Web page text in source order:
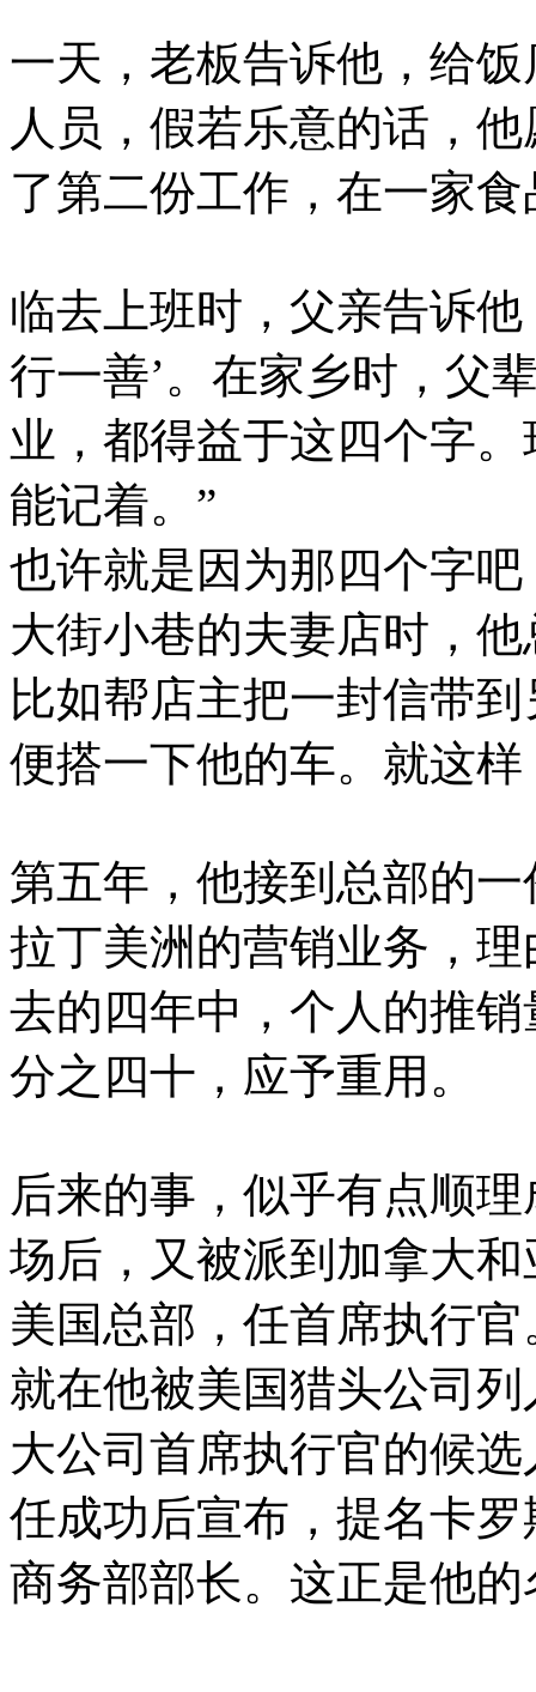
一天，老板告诉他，给
人员，假若乐意的话，
了第二份工作，在一家
临去上班时，父亲告诉
行一善’。在家乡时，父
业，都得益于这四个字
能记着。”
也许就是因为那四个字
大街小巷的夫妻店时，
比如帮店主把一封信带
便搭一下他的车。就这
第五年，他接到总部的
拉丁美洲的营销业务，
去的四年中，个人的推
分之四十，应予重用。
后来的事，似乎有点顺
场后，又被派到加拿大
美国总部，任首席执行官
就在他被美国猎头公司
大公司首席执行官的候
任成功后宣布，提名卡
商务部部长。这正是他的